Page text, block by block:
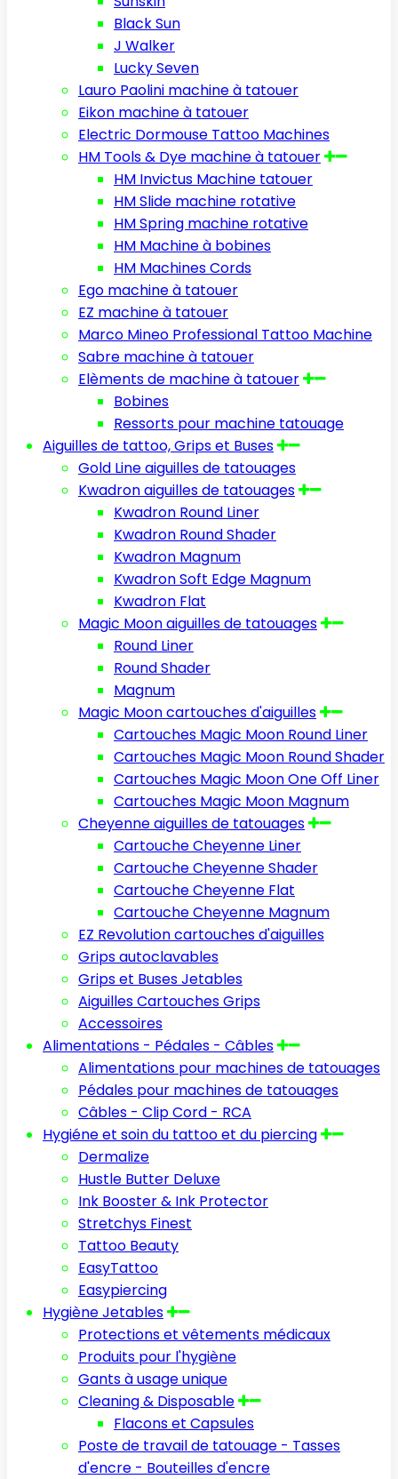
Black Sun
J Walker
Lucky Seven
Lauro Paolini machine à tatouer
Eikon machine à tatouer
Electric Dormouse Tattoo Machines
HM Tools & Dye machine à tatouer
HM Invictus Machine tatouer
HM Slide machine rotative
HM Spring machine rotative
HM Machine à bobines
HM Machines Cords
Ego machine à tatouer
EZ machine à tatouer
Marco Mineo Professional Tattoo Machine
Sabre machine à tatouer
Elèments de machine à tatouer
Bobines
Ressorts pour machine tatouage
Aiguilles de tattoo, Grips et Buses
Gold Line aiguilles de tatouages
Kwadron aiguilles de tatouages
Kwadron Round Liner
Kwadron Round Shader
Kwadron Magnum
Kwadron Soft Edge Magnum
Kwadron Flat
Magic Moon aiguilles de tatouages
Round Liner
Round Shader
Magnum
Magic Moon cartouches d'aiguilles
Cartouches Magic Moon Round Liner
Cartouches Magic Moon Round Shader
Cartouches Magic Moon One Off Liner
Cartouches Magic Moon Magnum
Cheyenne aiguilles de tatouages
Cartouche Cheyenne Liner
Cartouche Cheyenne Shader
Cartouche Cheyenne Flat
Cartouche Cheyenne Magnum
EZ Revolution cartouches d'aiguilles
Grips autoclavables
Grips et Buses Jetables
Aiguilles Cartouches Grips
Accessoires
Alimentations - Pédales - Câbles
Alimentations pour machines de tatouages
Pédales pour machines de tatouages
Câbles - Clip Cord - RCA
Hygiéne et soin du tattoo et du piercing
Dermalize
Hustle Butter Deluxe
Ink Booster & Ink Protector
Stretchys Finest
Tattoo Beauty
EasyTattoo
Easypiercing
Hygiène Jetables
Protections et vêtements médicaux
Produits pour l'hygiène
Gants à usage unique
Cleaning & Disposable
Flacons et Capsules
Poste de travail de tatouage - Tasses
d'encre - Bouteilles d'encre